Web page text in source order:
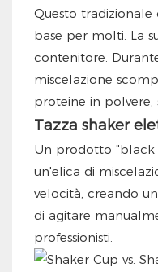
Questo
base per molti. La
contenitore.
miscelazione
proteine ​​in
Tazza shaker
Un prodotto "black
un'elica di
velocità, creando
di agitare
professionisti.